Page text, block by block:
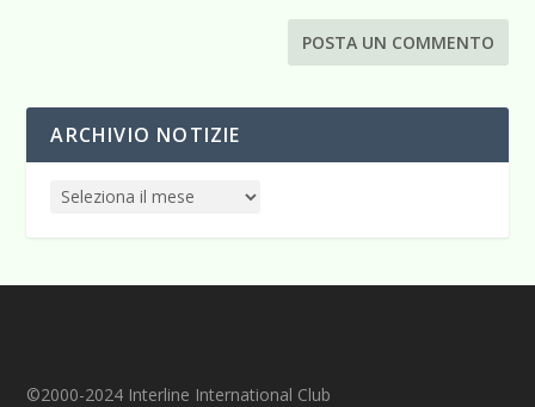
ARCHIVIO NOTIZIE
©2000-2024 Interline International Club